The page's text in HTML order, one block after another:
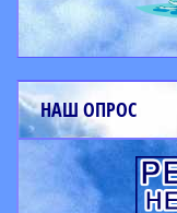
НАШ ОПРОС